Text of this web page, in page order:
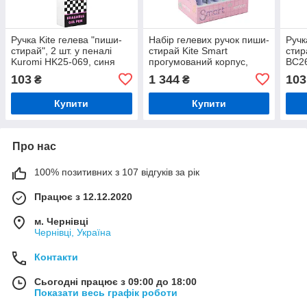
Ручка Kite гелева "пиши-
стирай", 2 шт. у пеналі
Kuromi HK25-069, синя
103 ₴
Купити
Набір гелевих ручок пиши-
стирай Kite Smart
прогумований корпус,
1 344₴
Купити
103
Про нас
100% позитивних з 107 відгуків за рік
Працює з 12.12.2020
м. Чернівці
Чернівці, Україна
Контакти
Сьогодні працює з 09:00 до 18:00
Показати весь графік роботи